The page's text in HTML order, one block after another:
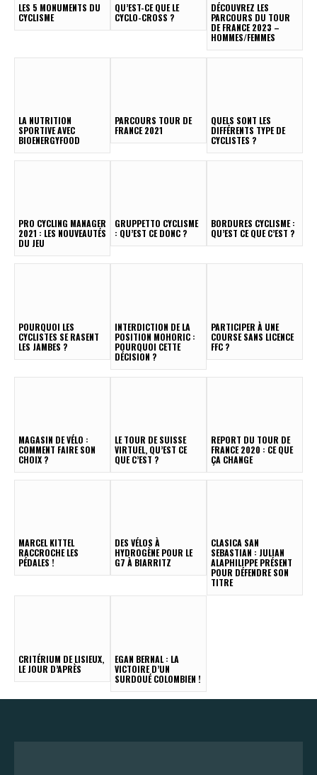
LES 5 MONUMENTS DU
CYCLISME
QU’EST-CE QUE LE
CYCLO-CROSS ?
DÉCOUVREZ LES
PARCOURS DU TOUR
DE FRANCE 2023 –
HOMMES/FEMMES
LA NUTRITION
SPORTIVE AVEC
BIOENERGYFOOD
PARCOURS TOUR DE
FRANCE 2021
QUELS SONT LES
DIFFÉRENTS TYPE DE
CYCLISTES ?
PRO CYCLING MANAGER
2021 : LES NOUVEAUTÉS
DU JEU
GRUPPETTO CYCLISME
: QU’EST CE DONC ?
BORDURES CYCLISME :
QU’EST CE QUE C’EST ?
POURQUOI LES
CYCLISTES SE RASENT
LES JAMBES ?
INTERDICTION DE LA
POSITION MOHORIC :
POURQUOI CETTE
DÉCISION ?
PARTICIPER À UNE
COURSE SANS LICENCE
FFC ?
MAGASIN DE VÉLO :
COMMENT FAIRE SON
CHOIX ?
LE TOUR DE SUISSE
VIRTUEL, QU’EST CE
QUE C’EST ?
REPORT DU TOUR DE
FRANCE 2020 : CE QUE
ÇA CHANGE
MARCEL KITTEL
RACCROCHE LES
PÉDALES !
DES VÉLOS À
HYDROGÈNE POUR LE
G7 À BIARRITZ
CLASICA SAN
SEBASTIAN : JULIAN
ALAPHILIPPE PRÉSENT
POUR DÉFENDRE SON
TITRE
CRITÉRIUM DE LISIEUX,
LE JOUR D’APRÈS
EGAN BERNAL : LA
VICTOIRE D’UN
SURDOUÉ COLOMBIEN !